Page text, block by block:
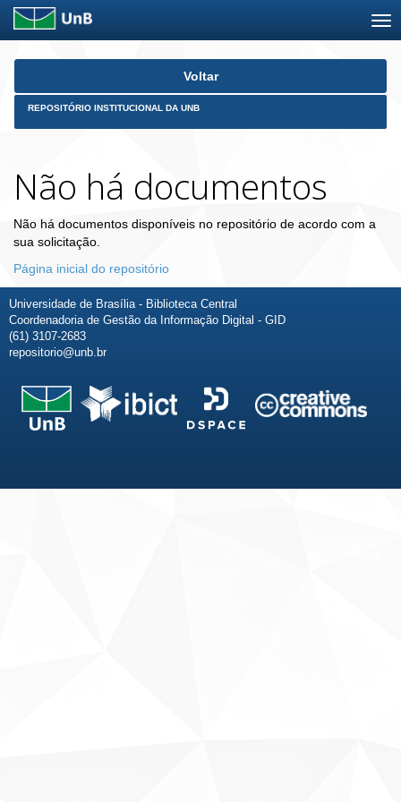
Skip
Voltar
REPOSITÓRIO INSTITUCIONAL DA UNB
Não há documentos
Não há documentos disponíveis no repositório de acordo com a
sua solicitação.
Página inicial do repositório
Universidade de Brasília - Biblioteca Central
Coordenadoria de Gestão da Informação Digital - GID
(61) 3107-2683
repositorio@unb.br